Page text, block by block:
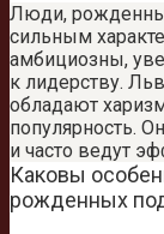
Люди,
сильным
амбициозны,
к лидерству.
обладают
популярность.
и часто ведут
Каковы
рожденных